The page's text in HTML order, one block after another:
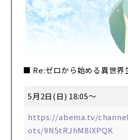
■ Re:ゼロから始める異世界
5月2日(日) 18:05～
https://abema.tv/
ots/9N5tRJhM8iXPQK